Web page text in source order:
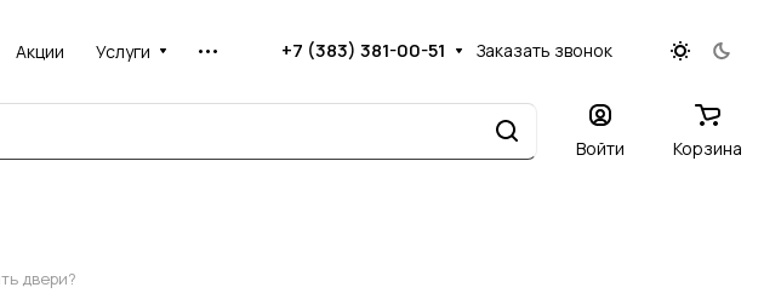
Акции Услуги +7 (383) 381-00-51 Заказать звонок
Войти Корзина
двери?